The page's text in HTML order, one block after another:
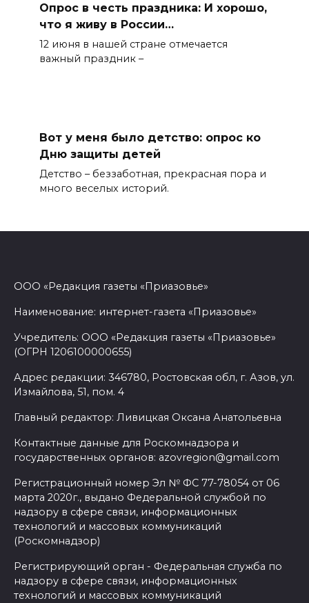
Опрос в честь праздника: И хорошо,
что я живу в России…
12 июня в нашей стране отмечается
важный праздник –
Вот у меня было детство: опрос ко
Дню защиты детей
Детство – беззаботная, прекрасная пора и
много веселых историй.
ООО «Редакция газеты «Приазовье»
Наименование: интернет-газета «Приазовье»
Учредитель: ООО «Редакция газеты «Приазовье»
(ОГРН 1206100000655)
Адрес редакции: 346780, Ростовская обл, г. Азов, ул.
Измайлова, 51, пом. 4
Главный редактор: Ливицкая Оксана Анатольевна
Контактные данные для Роскомнадзора и
государственных органов: azovregion@gmail.com
Регистрационный номер Эл № ФС 77-78054 от 06
марта 2020г., выдано Федеральной службой по
надзору в сфере связи, информационных
технологий и массовых коммуникаций
(Роскомнадзор)
Регистрирующий орган - Федеральная служба по
надзору в сфере связи, информационных
технологий и массовых коммуникаций